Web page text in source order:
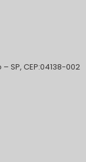
SP, CEP:04138-002